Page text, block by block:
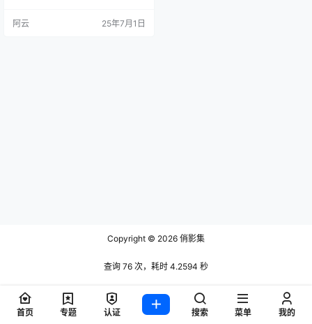
构建起独特的个人叙事风格，账号
阿云 25年7月1日
Copyright © 2026 俏影集
查询 76 次，耗时 4.2594 秒
首页 专题 认证 搜索 菜单 我的